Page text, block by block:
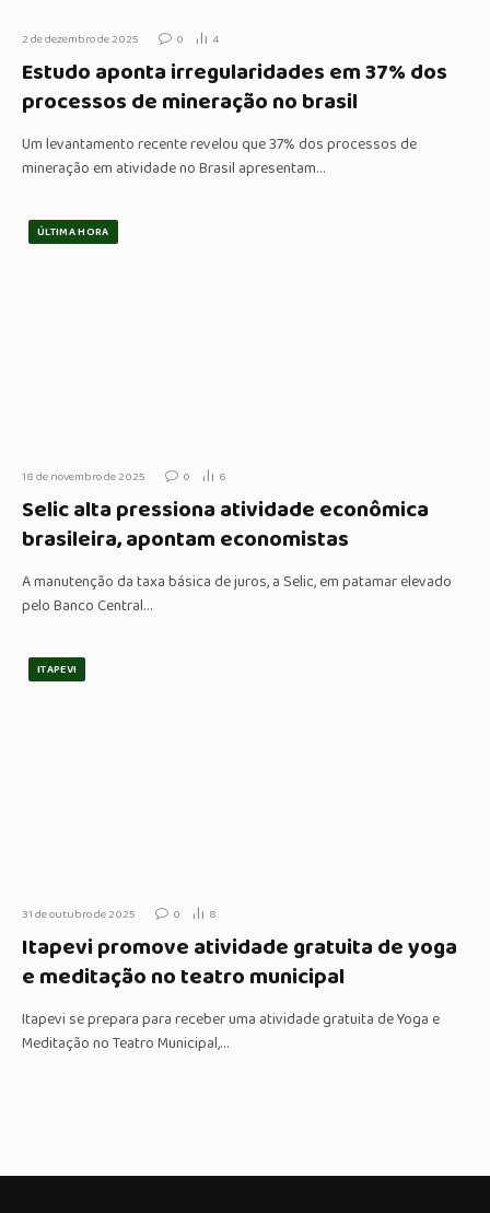
2 de dezembro de 2025 0 4
Estudo aponta irregularidades em 37% dos
processos de mineração no brasil
Um levantamento recente revelou que 37% dos processos de
mineração em atividade no Brasil apresentam…
ÚLTIMA HORA
18 de novembro de 2025 0 6
Selic alta pressiona atividade econômica
brasileira, apontam economistas
A manutenção da taxa básica de juros, a Selic, em patamar elevado
pelo Banco Central…
ITAPEVI
31 de outubro de 2025 0 8
Itapevi promove atividade gratuita de yoga
e meditação no teatro municipal
Itapevi se prepara para receber uma atividade gratuita de Yoga e
Meditação no Teatro Municipal,…